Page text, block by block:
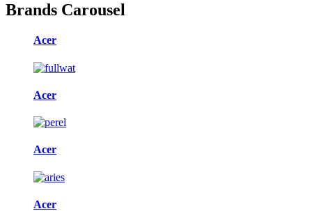
Brands Carousel
Acer
Acer
Acer
Acer